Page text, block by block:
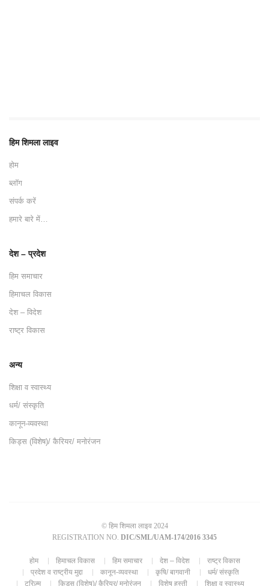
हिम शिमला लाइव
होम
ब्लॉग
संपर्क करें
हमारे बारे में…
देश – प्रदेश
हिम समाचार
हिमाचल विकास
देश – विदेश
राष्ट्र विकास
अन्य
शिक्षा व स्वास्थ्य
धर्म/ संस्कृति
कानून-व्यवस्था
किड्स (विशेष)/ कैरियर/ मनोरंजन
© हिम शिमला लाइव 2024
REGISTRATION NO. DIC/SML/UAM-174/2016 3345
होम हिमाचल विकास हिम समाचार देश – विदेश
राष्ट्र विकास
प्रदेश व राष्ट्रीय मुद्दा
कानून-व्यवस्था कृषि/ बागवानी
धर्म/ संस्कृति
टूरिज़्म
किड्स (विशेष)/ कैरियर/ मनोरंजन विशेष हस्ती शिक्षा व स्वास्थ्य